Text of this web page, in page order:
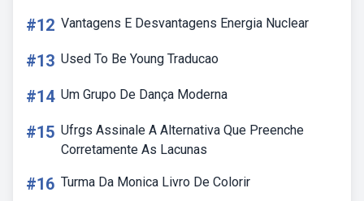
#12 Vantagens E Desvantagens Energia Nuclear
#13 Used To Be Young Traducao
#14 Um Grupo De Dança Moderna
#15 Ufrgs Assinale A Alternativa Que Preenche
Corretamente As Lacunas
#16 Turma Da Monica Livro De Colorir